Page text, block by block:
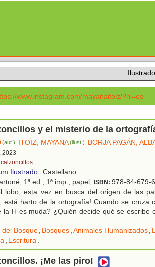
www.instagram.com/mayanaitoiz/?hl=es
y el misterio de la
(aut.) ITOÏZ, MAYANA(ilust.) BORJA PAGÁN,
2023
Ilustrado. Castellano.
1ª ed., 1ª imp.; papel; ISBN: 978-84-679-
lobo, esta vez en busca del origen de las
está harto de la ortografía! Cuando se cruza
la H es muda? ¿Quién decide qué se escribe
del Bosque, Bosques,Animales Humanizados,
, Escritura.
¡Me las piro!